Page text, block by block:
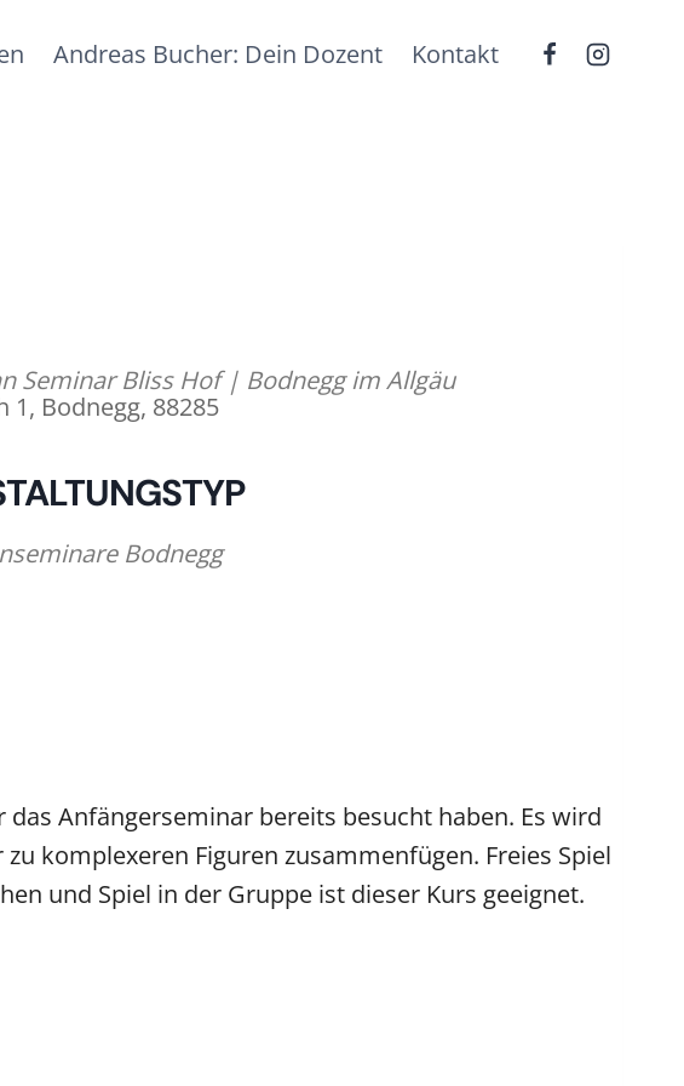
Andreas Bucher: Dein Dozent Kontakt
Office 365
Seminar Bliss Hof | Bodnegg im Allgäu
1, Bodnegg, 88285
Bodnegg
Anfängerseminar bereits besucht haben. Es wird
komplexeren Figuren zusammenfügen. Freies Spiel
und Spiel in der Gruppe ist dieser Kurs geeignet.